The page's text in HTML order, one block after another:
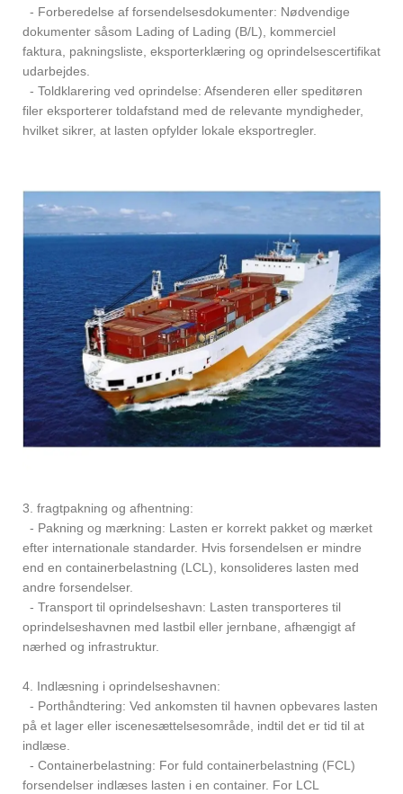
- Forberedelse af forsendelsesdokumenter: Nødvendige
dokumenter såsom Lading of Lading (B/L), kommerciel
faktura, pakningsliste, eksporterklæring og oprindelsescertifikat
udarbejdes.
- Toldklarering ved oprindelse: Afsenderen eller speditøren
filer eksporterer toldafstand med de relevante myndigheder,
hvilket sikrer, at lasten opfylder lokale eksportregler.
3. fragtpakning og afhentning:
- Pakning og mærkning: Lasten er korrekt pakket og mærket
efter internationale standarder. Hvis forsendelsen er mindre
end en containerbelastning (LCL), konsolideres lasten med
andre forsendelser.
- Transport til oprindelseshavn: Lasten transporteres til
oprindelseshavnen med lastbil eller jernbane, afhængigt af
nærhed og infrastruktur.
4. Indlæsning i oprindelseshavnen:
- Porthåndtering: Ved ankomsten til havnen opbevares lasten
på et lager eller iscenesættelsesområde, indtil det er tid til at
indlæse.
- Containerbelastning: For fuld containerbelastning (FCL)
forsendelser indlæses lasten i en container. For LCL